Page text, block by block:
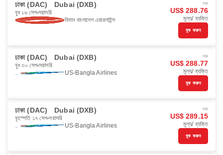
ঢাকা (DAC) Dubai (DXB)
বুধ ১৬ সেপ সরাসরি
বিমান বাংলাদেশ এয়ারলাইন্স
শুরু
US$ 288.76
মূল্য/ ব্যক্তি
বুক করুন
ঢাকা (DAC) Dubai (DXB)
বুধ ৩০ সেপ সরাসরি
US-Bangla Airlines
শুরু
US$ 288.77
মূল্য/ ব্যক্তি
বুক করুন
ঢাকা (DAC) Dubai (DXB)
বৃহস্পতি ১৭ সেপ সরাসরি
US-Bangla Airlines
শুরু
US$ 289.15
মূল্য/ ব্যক্তি
বুক করুন